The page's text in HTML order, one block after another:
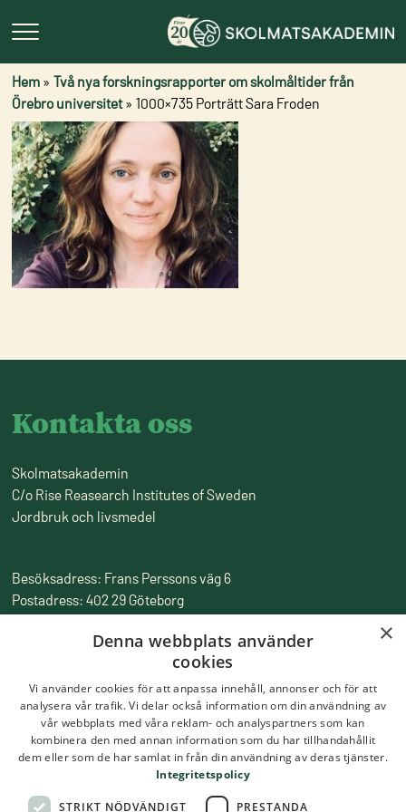
Hem »Två nya forskningsrapporter om skolmåltider från
Örebro universitet»1000×735 Porträtt Sara Froden
Kontakta oss
Skolmatsakademin
C/o Rise Reasearch Institutes of Sweden
Jordbruk och livsmedel
Besöksadress: Frans Perssons väg 6
Postadress: 402 29 Göteborg
010-516 50 00
×
Denna webbplats använder
cookies
Vi använder cookies för att anpassa innehåll, annonser och för att
analysera vår trafik. Vi delar också information om din användning av
vår webbplats med våra reklam- och analyspartners som kan
kombinera den med annan information som du har tillhandahållit
dem eller som de har samlat in från din användning av deras tjänster.
Integritetspolicy
STRIKT NÖDVÄNDIGT PRESTANDA